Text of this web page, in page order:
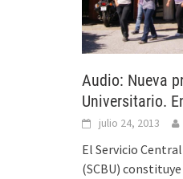
Audio: Nueva
Universitario.
julio 24, 2013
El Servicio
(SCBU)